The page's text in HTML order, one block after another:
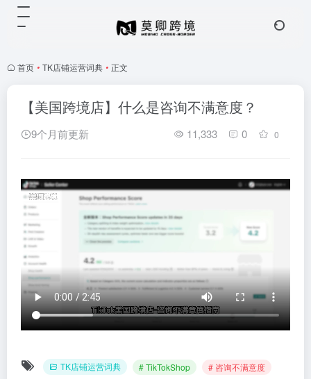
首页 • TK店铺运营词典 • 正文
【美国跨境店】什么是咨询不满意度？
9个月前更新 11,333 0 0
TK店铺运营词典 # TikTokShop
# 咨询不满意度